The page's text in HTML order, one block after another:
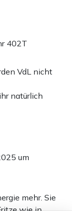
402T
VdL nicht
natürlich
um
mehr. Sie